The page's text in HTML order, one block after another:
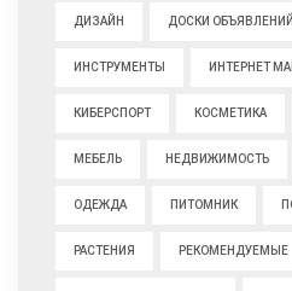
ДИЗАЙН ДОСКИ ОБЪЯВЛЕНИЙ
ИНСТРУМЕНТЫ ИНТЕРНЕТ
КИБЕРСПОРТ КОСМЕТИКА
МЕБЕЛЬ НЕДВИЖИМОСТЬ
ОДЕЖДА ПИТОМНИК
РАСТЕНИЯ РЕКОМЕНДУЕМЫЕ